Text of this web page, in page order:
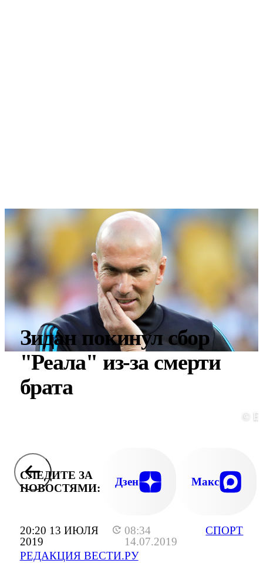
20:20 13 ИЮЛЯ
2019
08:34
14.07.2019
РЕДАКЦИЯ ВЕСТИ.РУ
СПОРТ
Зидан покинул сбор
"Реала" из-за смерти
брата
©
СЛЕДИТЕ ЗА
НОВОСТЯМИ:
Дзен Макс